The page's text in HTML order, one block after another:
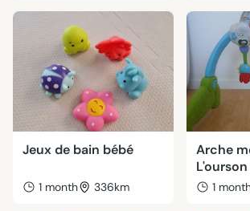
Jeux de bain bébé
1 month 336km
Arche
L'ourson
1